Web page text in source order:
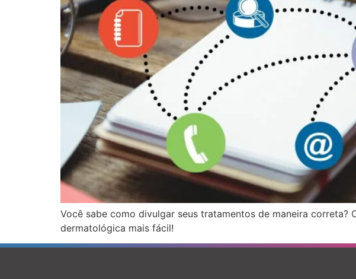
Você sabe como divulgar seus tratamentos de maneira
dermatológica mais fácil!